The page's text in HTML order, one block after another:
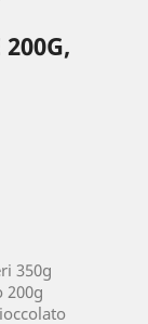
350g
200g